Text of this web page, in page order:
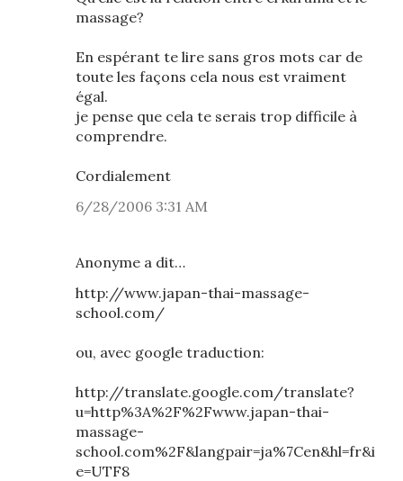
massage?
En espérant te lire sans gros mots car de
toute les façons cela nous est vraiment
égal.
je pense que cela te serais trop difficile à
comprendre.
Cordialement
6/28/2006 3:31 AM
Anonyme a dit…
http://www.japan-thai-massage-
school.com/
ou, avec google traduction:
http://translate.google.com/translate?
u=http%3A%2F%2Fwww.japan-thai-
massage-
school.com%2F&langpair=ja%7Cen&hl=fr&i
e=UTF8